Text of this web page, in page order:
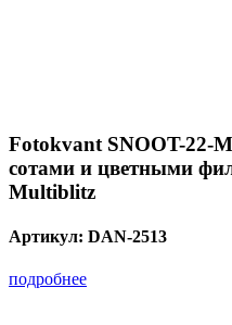
Fotokvant SNOOT-22-
сотами и цветными
Multiblitz
Артикул: DAN-2513
подробнее